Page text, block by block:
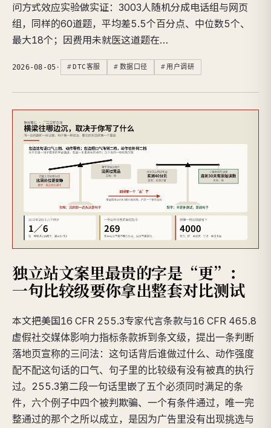
问方式效应实验做实证：3003人随机分成电话组与网页
组，同样的60道题，平均差5.5个百分点、中位数5个、
最大18个；因费用未就医这道题在…
2026-08-05 · DTC客服 数据口径 用户调研
独立站文案里最贵的字是“更”：
一句比较级要你拿出整套对比测试
本文把美国16 CFR 255.3专家代言条款与16 CFR 465.8
虚假社交媒体影响力指标条款拆到条文级，提出一条判断
落地页宣称的三问法：这句话背后谁做过什么、动作强度
配不配这句话的口气、句子里的比较级有没有被真的执行
过。255.3第二段一句话里嵌了五个必须同时满足的条
件，六个例子中四个被判欺骗、一个有条件通过，唯一完
整通过的那个之所以成立，是因为广告里没有出现挑选与